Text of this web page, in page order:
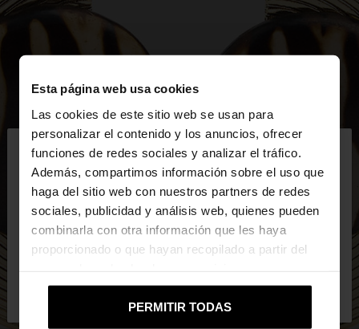
Esta página web usa cookies
Las cookies de este sitio web se usan para
personalizar el contenido y los anuncios, ofrecer
funciones de redes sociales y analizar el tráfico.
Además, compartimos información sobre el uso que
haga del sitio web con nuestros partners de redes
sociales, publicidad y análisis web, quienes pueden
combinarla con otra información que les haya
proporcionado o que hayan recopilado a partir del
PERMITIR TODAS
hola
Estás accediendo a la web de España. ¿Quieres ir a
la web de United States?